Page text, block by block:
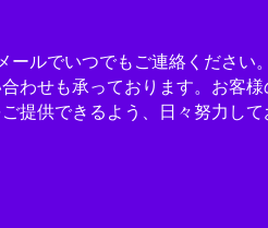
ールでいつでもご連絡ください
わせも承っております。お客様
提供できるよう、日々努力して